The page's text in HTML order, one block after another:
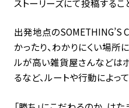
ストーリーズにて投稿するこ
出発地点のSOMETHING’S
かったり、わかりにくい場所
ルが高い雑貨屋さんなどは
るなど、ルートや行動によっ